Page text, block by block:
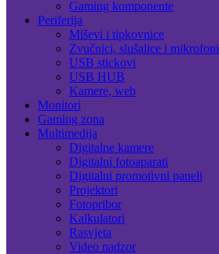
Gaming komponente
Periferija
Miševi i tipkovnice
Zvučnici, slušalice i mikrofoni
USB stickovi
USB HUB
Kamere, web
Monitori
Gaming zona
Multimedija
Digitalne kamere
Digitalni fotoaparati
Digitalni promotivni paneli
Projektori
Fotopribor
Kalkulatori
Rasvjeta
Video nadzor